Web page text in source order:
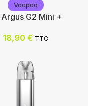
Voopoo
G2 Mini +
18,90 € TTC